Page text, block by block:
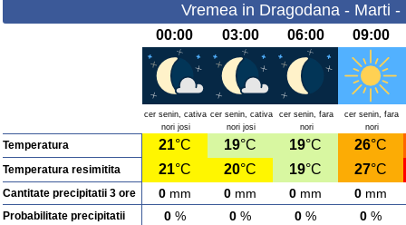
Vremea in Dragodana - Marti -
00:00 03:00 06:00 09:00
cer senin, cativa
nori josi
cer senin, cativa
nori josi
cer senin, fara
nori
cer senin, fara
nori
Temperatura 21°C 19°C 19°C 26°C
Temperatura resimitita 21°C 20°C 19°C 27°C
Cantitate precipitatii 3 ore 0 mm 0 mm 0 mm 0 mm
Probabilitate precipitatii 0 % 0 % 0 % 0 %